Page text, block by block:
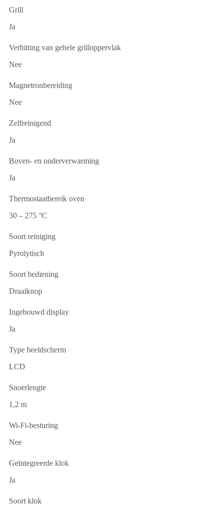
Grill
Ja
Verhitting van gehele grilloppervlak
Nee
Magnetronbereiding
Nee
Zelfreinigend
Ja
Boven- en onderverwarming
Ja
Thermostaatbereik oven
30 – 275 °C
Soort reiniging
Pyrolytisch
Soort bediening
Draaiknop
Ingebouwd display
Ja
Type beeldscherm
LCD
Snoerlengte
1,2 m
Wi-Fi-besturing
Nee
Geïntegreerde klok
Ja
Soort klok